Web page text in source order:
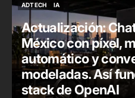
ADTECH
IA
Actualización:
México con píxel,
automático y
modeladas. Así
stack de OpenAI